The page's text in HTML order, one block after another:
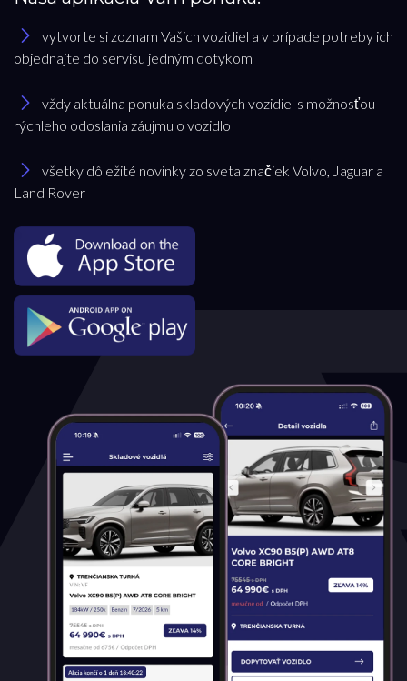
vytvorte si zoznam Vašich vozidiel a v prípade potreby ich
objednajte do servisu jedným dotykom
vždy aktuálna ponuka skladových vozidiel s možnosťou
rýchleho odoslania záujmu o vozidlo
všetky dôležité novinky zo sveta značiek Volvo, Jaguar a
Land Rover